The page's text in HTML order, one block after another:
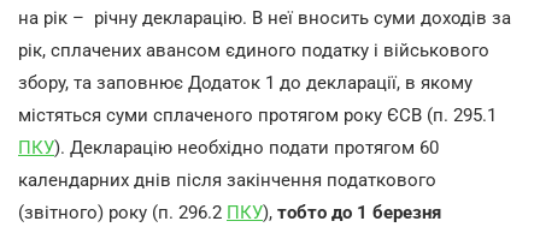
на рік – річну декларацію. В неї вносить суми доходів за
рік, сплачених авансом єдиного податку і військового
збору, та заповнює Додаток 1 до декларації, в якому
містяться суми сплаченого протягом року ЄСВ (п. 295.1
ПКУ). Декларацію необхідно подати протягом 60
календарних днів після закінчення податкового
(звітного) року (п. 296.2 ПКУ), тобто до 1 березня